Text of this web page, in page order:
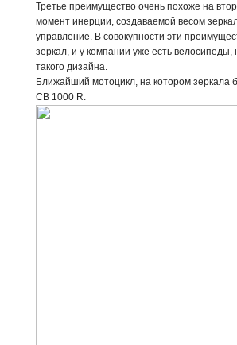
Третье преимущество очень похоже на
момент инерции, создаваемой весом
управление. В совокупности эти
зеркал, и у компании уже есть
такого дизайна.
Ближайший мотоцикл, на котором зеркала
CB 1000 R.